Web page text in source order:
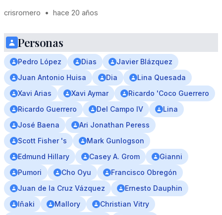
crisromero • hace 20 años
Personas
Pedro López Dias
Javier Blázquez
Juan Antonio Huisa
Dia
Lina Quesada
Xavi Arias
Xavi Aymar
Ricardo 'Coco Guerrero
Ricardo Guerrero
Del Campo IV
Lina
José Baena
Ari Jonathan Peress
Scott Fisher 's
Mark Gunlogson
Edmund Hillary
Casey A. Grom
Gianni
Pumori
Cho Oyu
Francisco Obregón
Juan de la Cruz Vázquez
Ernesto Dauphin
Iñaki
Mallory
Christian Vitry